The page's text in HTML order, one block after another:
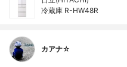
冷蔵庫 R-HW48R
カアナ☆